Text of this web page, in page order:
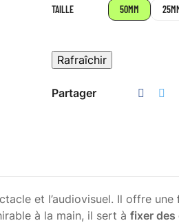
TAILLE 50MM
Partager
et l’audiovisuel. Il offre une
à la main, il sert à fixer des